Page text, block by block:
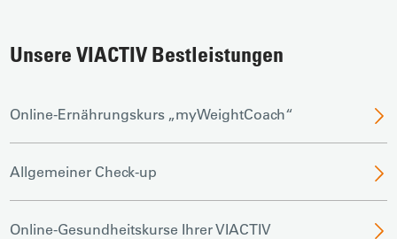
Unsere VIACTIV Bestleistungen
Online-Ernährungskurs „myWeightCoach“
Allgemeiner Check-up
Online-Gesundheitskurse Ihrer VIACTIV